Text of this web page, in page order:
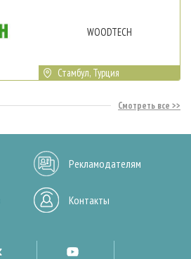
WOODTECH
Стамбул, Турция
Смотреть все
Рекламодателям
Контакты